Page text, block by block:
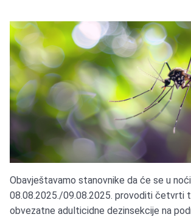
Obavještavamo stanovnike da će se u noći
08.08.2025./09.08.2025. provoditi četvrti
obvezatne adulticidne dezinsekcije na